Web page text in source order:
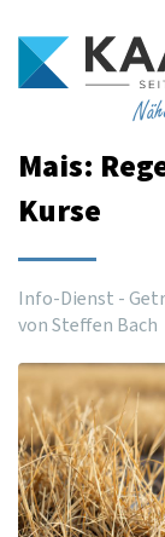
Mais:
Kurse
Info-Dienst -
von Steffen Bach